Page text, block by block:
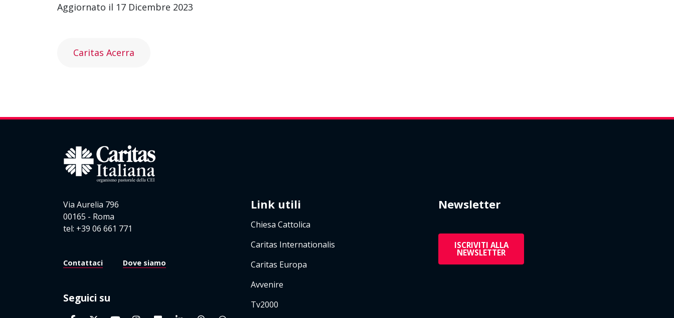
Aggiornato il 17 Dicembre 2023
Caritas Acerra
Via Aurelia 796
00165 - Roma
tel: +39 06 661 771
Contattaci Dove siamo
Seguici su
Link utili
Chiesa Cattolica
Caritas Internationalis
Caritas Europa
Avvenire
Tv2000
Newsletter
ISCRIVITI ALLA
NEWSLETTER